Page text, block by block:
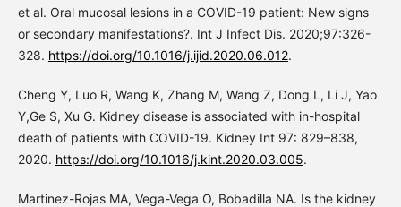
et al. Oral mucosal lesions in a COVID-19 patient: New signs
or secondary manifestations?. Int J Infect Dis. 2020;97:326-
328. https://doi.org/10.1016/j.ijid.2020.06.012.
Cheng Y, Luo R, Wang K, Zhang M, Wang Z, Dong L, Li J, Yao
Y,Ge S, Xu G. Kidney disease is associated with in-hospital
death of patients with COVID-19. Kidney Int 97: 829–838,
2020. https://doi.org/10.1016/j.kint.2020.03.005.
Martinez-Rojas MA, Vega-Vega O, Bobadilla NA. Is the kidney